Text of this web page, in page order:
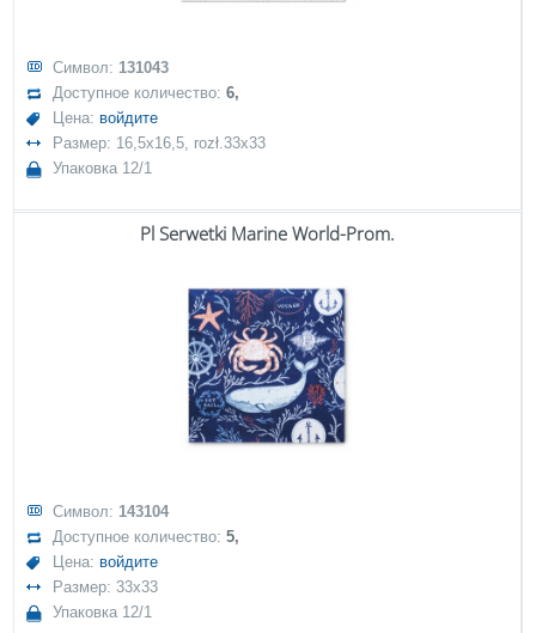
Символ: 131043
Доступное количество:6,
Цена: войдите
Размер: 16,5x16,5, rozł.33x33
Упаковка 12/1
Pl Serwetki Marine World-Prom.
Символ: 143104
Доступное количество:5,
Цена: войдите
Размер: 33x33
Упаковка 12/1